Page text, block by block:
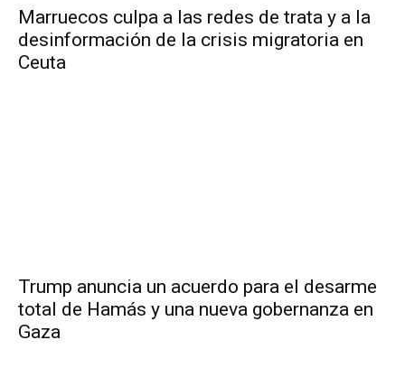
Marruecos culpa a las redes de trata y a la
desinformación de la crisis migratoria en
Ceuta
Trump anuncia un acuerdo para el desarme
total de Hamás y una nueva gobernanza en
Gaza